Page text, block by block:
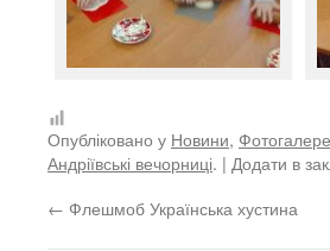
Опубліковано у Новини,
Андріївські вечорниці. | Додати в
← Флешмоб Українська хустина